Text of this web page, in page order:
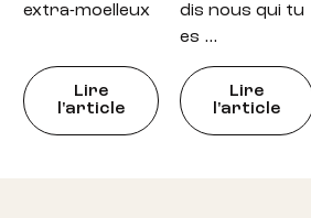
extra-moelleux
Lire
l'article
dis nous qui tu
es …
Lire
l'article